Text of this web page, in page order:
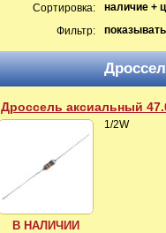
Сортировка:
наличие +
Фильтр:
Дроссель аксиальный
В НАЛИЧИИ
1/2W